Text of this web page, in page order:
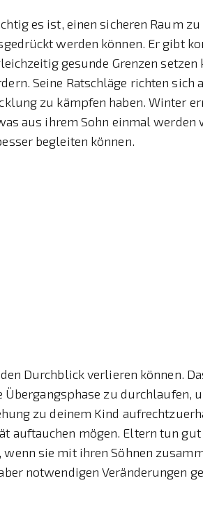
es ist, einen sicheren Raum zu
werden können. Er gibt
gesunde Grenzen setzen
Seine Ratschläge richten sich
zu kämpfen haben. Winter
aus ihrem Sohn einmal werden
begleiten können.
Durchblick verlieren können.
zu durchlaufen,
zu deinem Kind
auftauchen mögen. Eltern tun gut
sie mit ihren Söhnen
notwendigen Veränderungen